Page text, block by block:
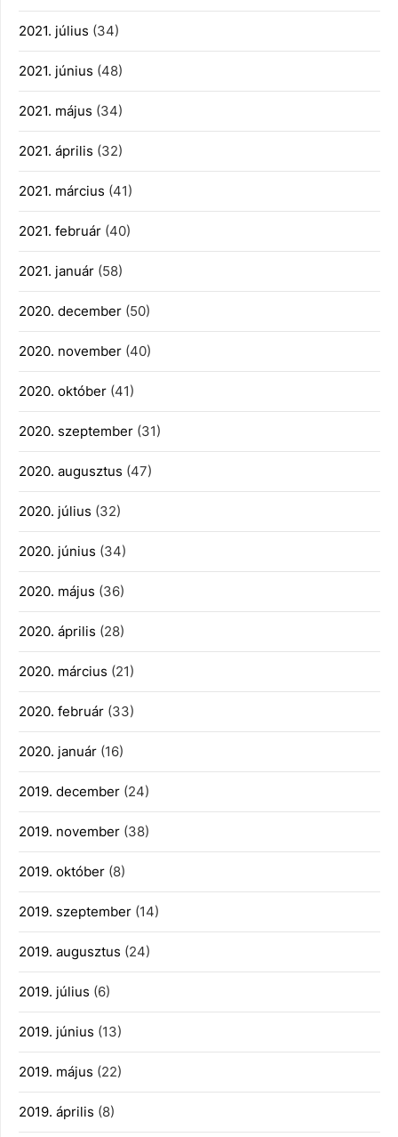
2021. július (34)
2021. június (48)
2021. május (34)
2021. április (32)
2021. március (41)
2021. február (40)
2021. január (58)
2020. december (50)
2020. november (40)
2020. október (41)
2020. szeptember (31)
2020. augusztus (47)
2020. július (32)
2020. június (34)
2020. május (36)
2020. április (28)
2020. március (21)
2020. február (33)
2020. január (16)
2019. december (24)
2019. november (38)
2019. október (8)
2019. szeptember (14)
2019. augusztus (24)
2019. július (6)
2019. június (13)
2019. május (22)
2019. április (8)